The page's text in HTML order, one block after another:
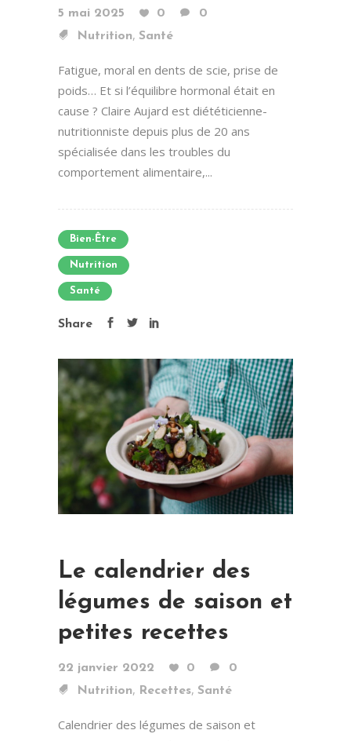
5 mai 2025 0
0
Nutrition, Santé
Fatigue, moral en dents de scie, prise de
poids… Et si l’équilibre hormonal était en
cause ? Claire Aujard est diététicienne-
nutritionniste depuis plus de 20 ans
spécialisée dans les troubles du
comportement alimentaire,...
Bien-Être
Nutrition
Santé
Share
Le calendrier des
légumes de saison et
petites recettes
22 janvier 2022 0
0
Nutrition, Recettes, Santé
Calendrier des légumes de saison et